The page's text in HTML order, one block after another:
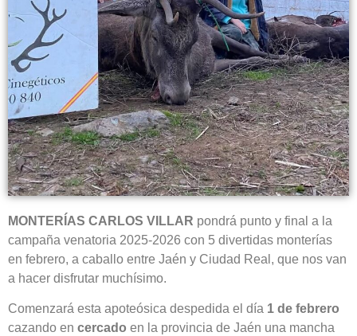
MONTERÍAS CARLOS VILLAR pondrá punto y final a la
campaña venatoria 2025-2026 con 5 divertidas monterías
en febrero, a caballo entre Jaén y Ciudad Real, que nos van
a hacer disfrutar muchísimo.
Comenzará esta apoteósica despedida el día 1 de febrero
cazando en cercado en la provincia de Jaén una mancha